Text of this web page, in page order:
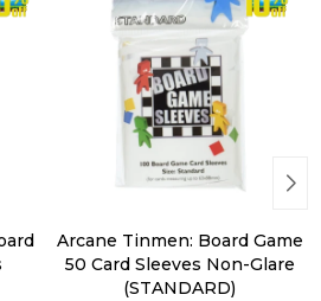
Arcane Tinmen: Board Game
50 Card Sleeves Non-Glare
(STANDARD)